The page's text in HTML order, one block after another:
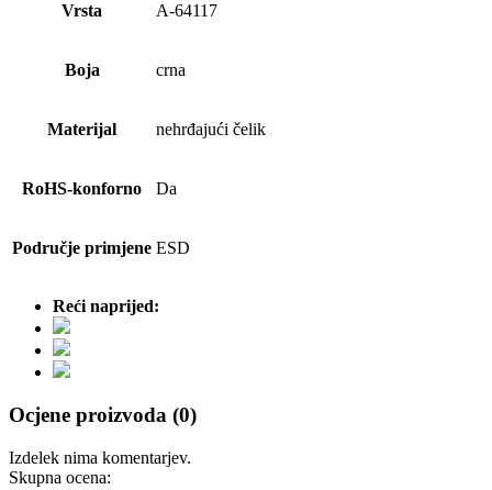
Vrsta A-64117
Boja crna
Materijal nehrđajući čelik
RoHS-konforno Da
Područje primjene ESD
Reći naprijed:
Ocjene proizvoda (0)
Izdelek nima komentarjev.
Skupna ocena: